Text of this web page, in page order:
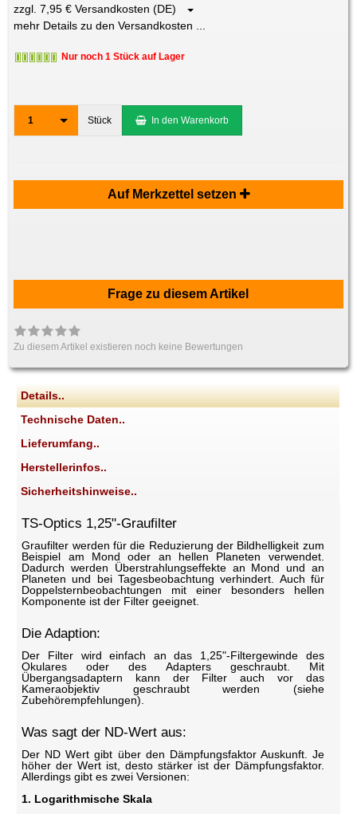
zzgl. 7,95 € Versandkosten (DE)
mehr Details zu den Versandkosten ...
Nur noch 1 Stück auf Lager
1 Stück In den Warenkorb
Auf Merkzettel setzen
Frage zu diesem Artikel
Zu diesem Artikel existieren noch keine Bewertungen
Details..
Technische Daten..
Lieferumfang..
Herstellerinfos..
Sicherheitshinweise..
TS-Optics 1,25"-Graufilter
Graufilter werden für die Reduzierung der Bildhelligkeit zum
Beispiel am Mond oder an hellen Planeten verwendet.
Dadurch werden Überstrahlungseffekte an Mond und an
Planeten und bei Tagesbeobachtung verhindert. Auch für
Doppelsternbeobachtungen mit einer besonders hellen
Komponente ist der Filter geeignet.
Die Adaption:
Der Filter wird einfach an das 1,25"-Filtergewinde des
Okulares oder des Adapters geschraubt. Mit
Übergangsadaptern kann der Filter auch vor das
Kameraobjektiv geschraubt werden (siehe
Zubehörempfehlungen).
Was sagt der ND-Wert aus:
Der ND Wert gibt über den Dämpfungsfaktor Auskunft. Je
höher der Wert ist, desto stärker ist der Dämpfungsfaktor.
Allerdings gibt es zwei Versionen:
1. Logarithmische Skala